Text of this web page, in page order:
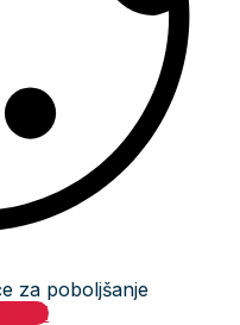
za poboljšanje